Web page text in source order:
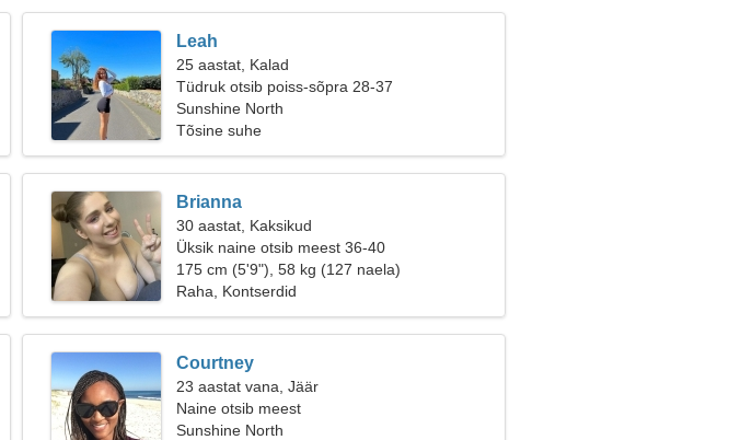
Leah
25 aastat, Kalad
Tüdruk otsib poiss-sõpra 28-37
Sunshine North
Tõsine suhe
Brianna
30 aastat, Kaksikud
Üksik naine otsib meest 36-40
175 cm (5'9"), 58 kg (127 naela)
Raha, Kontserdid
Courtney
23 aastat vana, Jäär
Naine otsib meest
Sunshine North